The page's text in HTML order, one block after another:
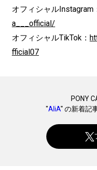
オフィシャルInstagram
a___official/
オフィシャルTikTok：
fficial07
PONY
"AliA" の新着記